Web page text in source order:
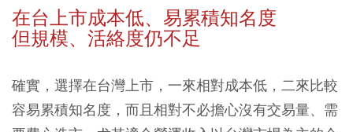
在台上市成本低、易累積知名度
但規模、活絡度仍不足
確實，選擇在台灣上市，一來相對成本低，二來比較
容易累積知名度，而且相對不必擔心沒有交易量、需